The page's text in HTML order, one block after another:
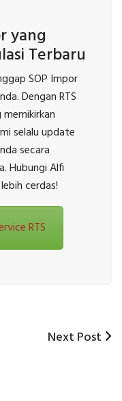
yang
Terbaru
SOP Impor
Dengan RTS
selalu update
secara
Hubungi Alfi
cerdas!
RTS
Next
Next Post